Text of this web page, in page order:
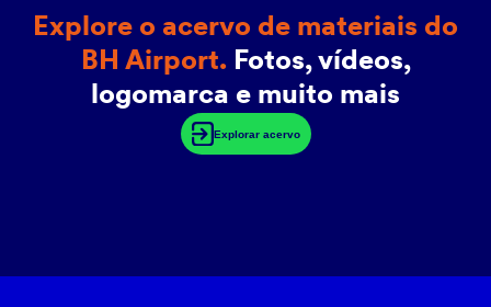
Explore o acervo de materiais do
BH Airport. Fotos, vídeos,
logomarca e muito mais
Explorar acervo